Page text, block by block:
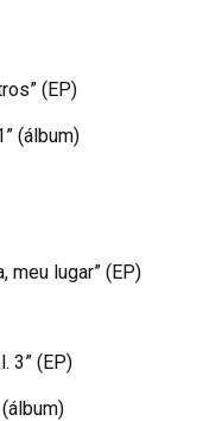
(EP)
(álbum)
meu lugar” (EP)
3” (EP)